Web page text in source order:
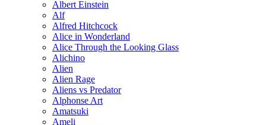
Albert Einstein
Alf
Alfred Hitchcock
Alice in Wonderland
Alice Through the Looking Glass
Alichino
Alien
Alien Rage
Aliens vs Predator
Alphonse Art
Amatsuki
Ameli